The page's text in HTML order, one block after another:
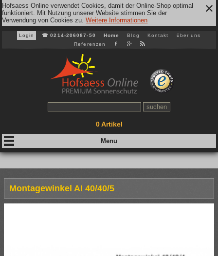
Hofsaess Online verwendet Cookies, damit der Online-Shop optimal
funktioniert. Mit Nutzung unserer Website stimmen Sie der
Verwendung von Cookies zu.Weitere Informationen
✕
Login ☎0214-206087-50 Home Blog Kontakt
über uns
Referenzen
0Artikel
Montagewinkel AI 40/40/5